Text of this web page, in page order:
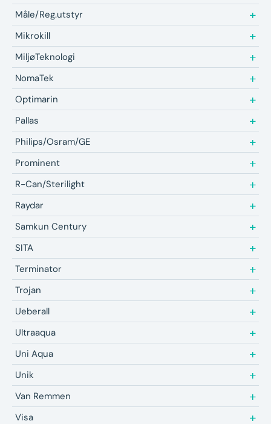
Måle/Reg.utstyr
Mikrokill
MiljøTeknologi
NomaTek
Optimarin
Pallas
Philips/Osram/GE
Prominent
R-Can/Sterilight
Raydar
Samkun Century
SITA
Terminator
Trojan
Ueberall
Ultraaqua
Uni Aqua
Unik
Van Remmen
Visa